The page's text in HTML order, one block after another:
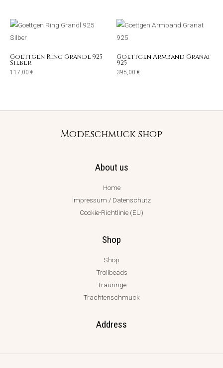
Goettgen Ring Grandl 925
Silber
117,00 €
Goettgen Armband Granat
925
395,00 €
Modeschmuck shop
About us
Home
Impressum / Datenschutz
Cookie-Richtlinie (EU)
Shop
Shop
Trollbeads
Trauringe
Trachtenschmuck
Address